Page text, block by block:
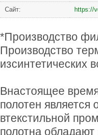
Сайт: https://
*Производство
Производство
изсинтетических
Внастоящее
полотен
втекстильной
полотна